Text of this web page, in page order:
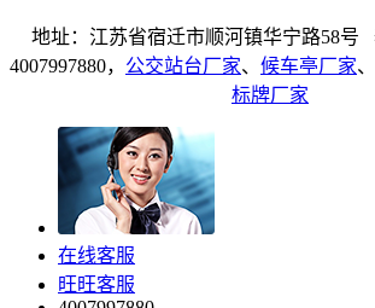
地址：江苏省宿迁市顺河镇华宁路58号
4007997880， 公交站台厂家、 候车亭厂家、
标牌厂家
在线客服
旺旺客服